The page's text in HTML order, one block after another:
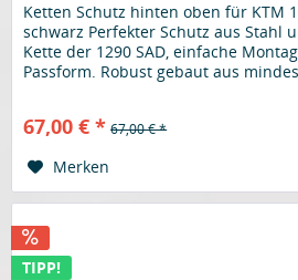
Ketten Schutz hinten oben für KTM
schwarz Perfekter Schutz aus Stahl
Kette der 1290 SAD, einfache
Passform. Robust gebaut aus
67,00 € * 67,00 € *
Merken
TIPP!